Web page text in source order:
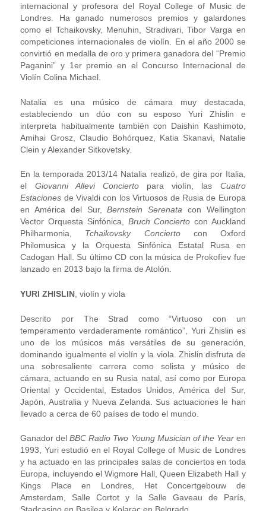
internacional y profesora del Royal College of Music de
Londres. Ha ganado numerosos premios y galardones
como el Tchaikovsky, Menuhin, Stradivari, Tibor Varga en
competiciones internacionales de violín. En el año 2000 se
convirtió en medalla de oro y primera ganadora del “Premio
Paganini” y 1erpremio en el Concurso Internacional de
Violín Colina Michael.
Natalia es una músico de cámara muy destacada​​,
estableciendo un dúo con su esposo Yuri Zhislin e
interpreta habitualmente también con Daishin Kashimoto,
Amihai Grosz, Claudio Bohórquez, Katia Skanavi, Natalie
Clein y Alexander Sitkovetsky.
En la temporada 2013/14 Natalia realizó, de gira por Italia,
el Giovanni Allevi Conciertopara violín, las Cuatro
Estaciones de Vivaldi con los Virtuosos de Rusia de Europa
en América del Sur,Bernstein Serenata con Wellington
Vector Orquesta Sinfónica, Bruch Concierto con Auckland
Philharmonia, Tchaikovsky Conciertocon Oxford
Philomusica y la Orquesta Sinfónica Estatal Rusa en
Cadogan Hall. Su último CD con la música de Prokofiev fue
lanzado en 2013 bajo la firma de Atolón.
YURI ZHISLIN , violín y viola
Descrito por The Strad como “Virtuoso con un
temperamento verdaderamente romántico”, Yuri Zhislin es
uno de los músicos más versátiles de su generación,
dominando igualmente el violín y la viola. Zhislin disfruta de
una sobresaliente carrera como solista y músico de
cámara, actuando en su Rusia natal, así como por Europa
Oriental y Occidental, Estados Unidos, América del Sur,
Japón, Australia y Nueva Zelanda. Sus actuaciones le han
llevado a cerca de 60 países de todo el mundo.
Ganador delBBC Radio Two Young Musician of the Yearen
1993, Yuri estudió en el Royal College of Music de Londres
y ha actuado en las principales salas de conciertos en toda
Europa, incluyendo el Wigmore Hall, Queen Elizabeth Hall y
Kings Place en Londres, Het Concertgebouw de
Amsterdam, Salle Cortot y la Salle Gaveau de París,